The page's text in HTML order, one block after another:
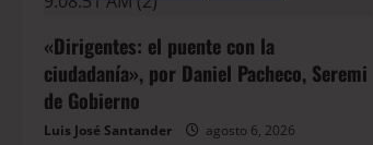
«Dirigentes: el puente con la
ciudadanía», por Daniel Pacheco, Seremi
de Gobierno
Luis José Santander agosto 6, 2026